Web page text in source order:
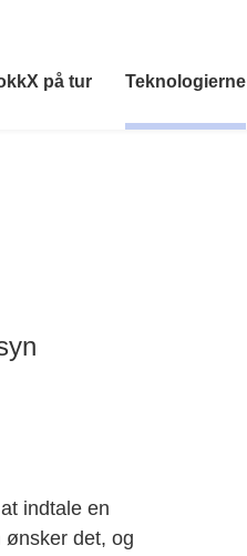
på tur Teknologierne
indtale en
det, og